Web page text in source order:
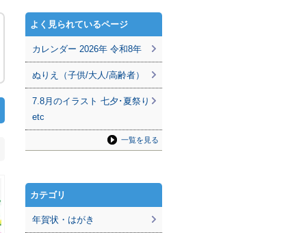
よく見られているページ
カレンダー 2026年 令和8年
ぬりえ（子供/大人/高齢者）
7.8月のイラスト 七夕･夏祭り
etc
一覧を見る
カテゴリ
年賀状・はがき